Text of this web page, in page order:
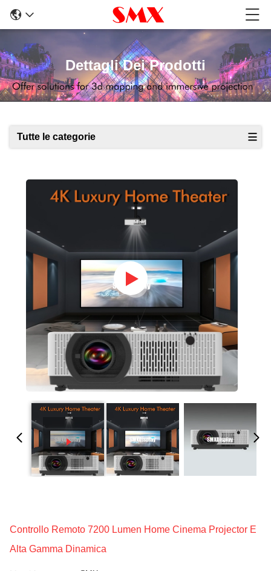
Dettagli Dei Prodotti
Tutte le categorie
Controllo Remoto 7200 Lumen Home Cinema Projector E
Alta Gamma Dinamica